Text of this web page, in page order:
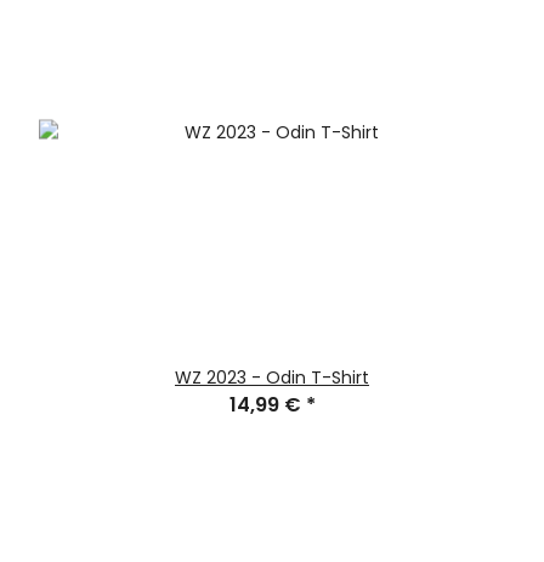
WZ 2023 - Odin T-Shirt
14,99 € *